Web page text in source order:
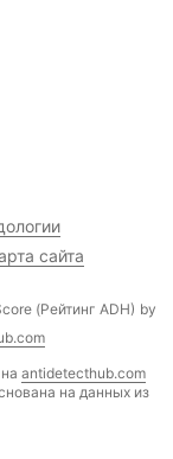
сайта
(Рейтинг ADH) by
antidetecthub.com
на данных из